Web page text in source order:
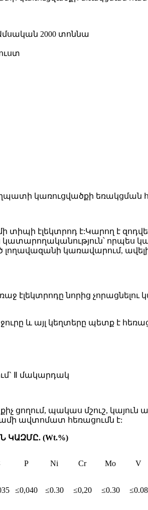
2000 տոննա
կառուցվածքի եռակցման
տիպի էլեկտրոդ է:Կարող է
կատարողականություն՝ որպես
լողավազանի կառավարում,
էլեկտրոդը նորից
և այլ կեղտերը պետք է
Ⅱ մակարդակ
ցողում, պակաս մշուշ,
ավտոմատ հեռացումն է:
ԿԱԶՄԸ. (Wt.%)
P Ni Cr Mo V
≤0,040 ≤0.30 ≤0,20 ≤0.30 ≤0.08